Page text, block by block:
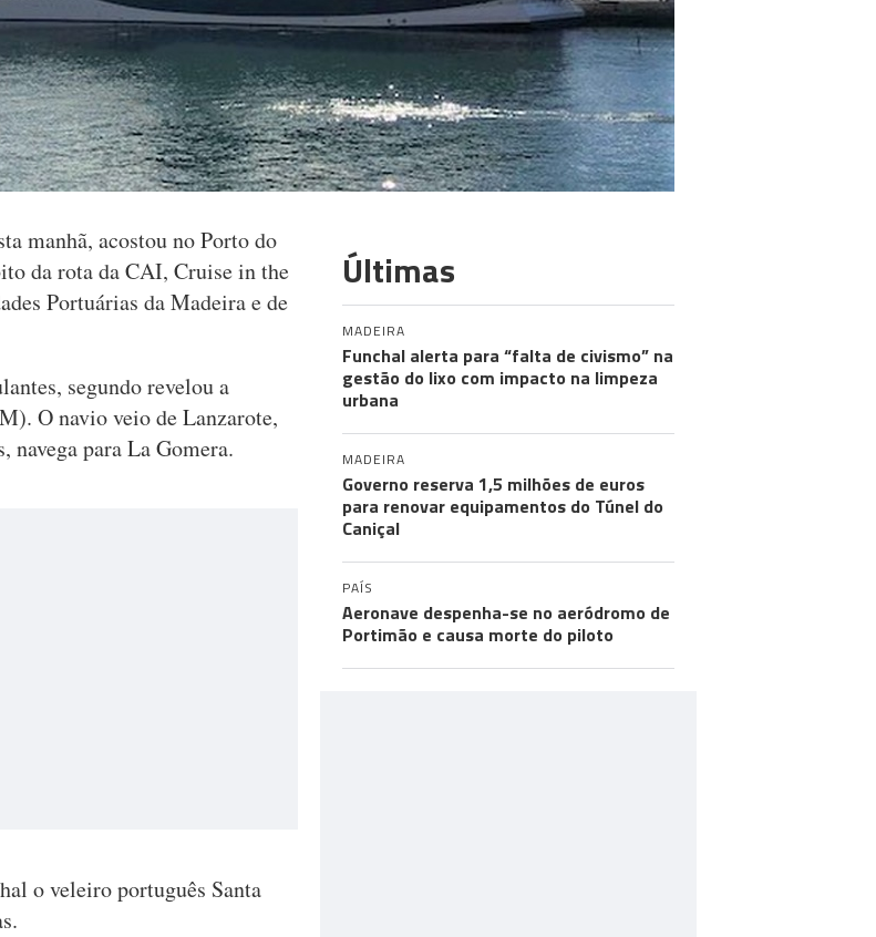
manhã, acostou no Porto do
da rota da CAI, Cruise in the
Portuárias da Madeira e de
segundo revelou a
O navio veio de Lanzarote,
navega para La Gomera.
o veleiro português Santa
Últimas
MADEIRA
Funchal alerta para “falta de civismo” na
gestão do lixo com impacto na limpeza
urbana
MADEIRA
Governo reserva 1,5 milhões de euros
para renovar equipamentos do Túnel do
Caniçal
PAÍS
Aeronave despenha-se no aeródromo de
Portimão e causa morte do piloto